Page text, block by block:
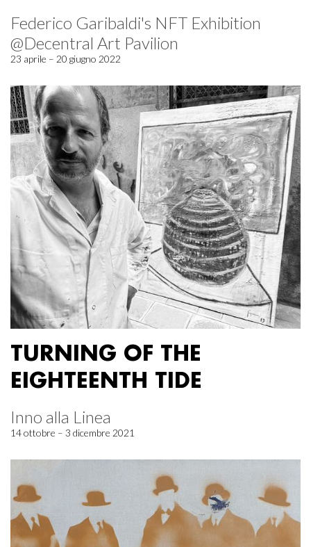
Federico Garibaldi's NFT Exhibition
@Decentral Art Pavilion
23 aprile – 20 giugno 2022
TURNING OF THE
EIGHTEENTH TIDE
Inno alla Linea
14 ottobre – 3 dicembre 2021